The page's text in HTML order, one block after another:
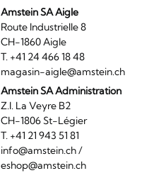
Amstein SA Aigle
Route Industrielle 8
CH-1860 Aigle
T. +41 24 466 18 48
magasin-aigle@amstein.ch
Amstein SA Administration
Z.I. La Veyre B2
CH-1806 St-Légier
T. +41 21 943 51 81
info@amstein.ch/
eshop@amstein.ch